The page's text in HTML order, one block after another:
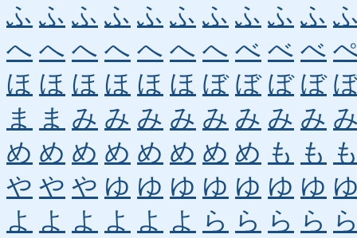
ふ ふ ふ ふ ふ ふ ふ ふ ふ ふ
へ へ へ へ へ へ へ べ べ べ
ほ ほ ほ ほ ほ ほ ぼ ぼ ぼ ぼ
ま
ま み み み み み み み み
め め め め め め め め も も
や や や ゆ ゆ ゆ ゆ ゆ ゆ ゆ
よ よ よ よ よ よ ら ら ら ら